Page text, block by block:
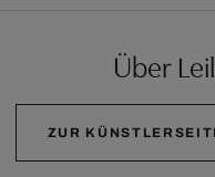
Über
ZUR